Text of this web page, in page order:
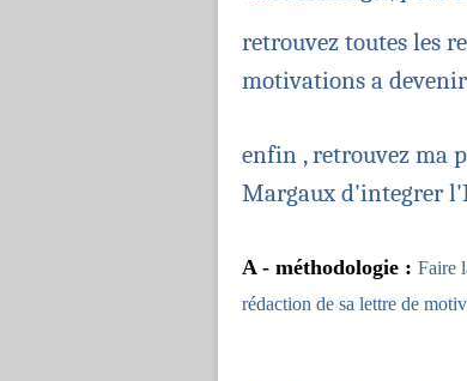
retrouvez toutes les
motivations a
enfin , retrouvez ma
Margaux d'integrer
A - méthodologie : Faire
rédaction de sa lettre de